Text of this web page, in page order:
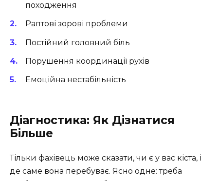
походження
Раптові зорові проблеми
Постійний головний біль
Порушення координації рухів
Емоційна нестабільність
Діагностика: Як Дізнатися
Більше
Тільки фахівець може сказати, чи є у вас кіста, і
де саме вона перебуває. Ясно одне: треба